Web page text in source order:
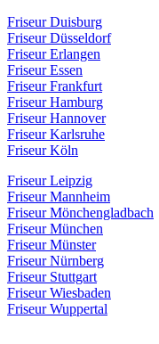
Friseur Duisburg
Friseur Düsseldorf
Friseur Erlangen
Friseur Essen
Friseur Frankfurt
Friseur Hamburg
Friseur Hannover
Friseur Karlsruhe
Friseur Köln
Friseur Leipzig
Friseur Mannheim
Friseur Mönchengladbach
Friseur München
Friseur Münster
Friseur Nürnberg
Friseur Stuttgart
Friseur Wiesbaden
Friseur Wuppertal